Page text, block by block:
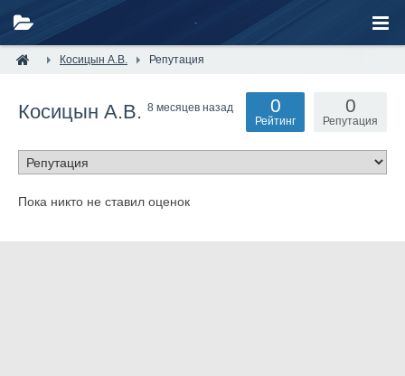
Косицын А.В. Репутация
Косицын А.В. 8 месяцев назад 0
Репутация
0
Рейтинг
Пока никто не ставил оценок